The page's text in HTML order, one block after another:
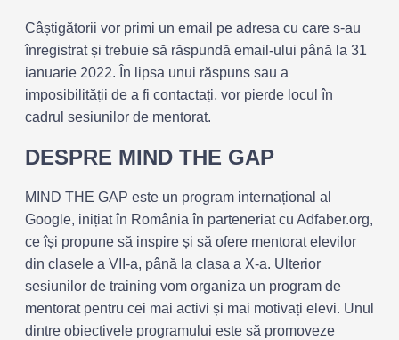
Câștigătorii vor primi un email pe adresa cu care s-au
înregistrat și trebuie să răspundă email-ului până la 31
ianuarie 2022. În lipsa unui răspuns sau a
imposibilității de a fi contactați, vor pierde locul în
cadrul sesiunilor de mentorat.
DESPRE MIND THE GAP
MIND THE GAP este un program internațional al
Google, inițiat în România în parteneriat cu Adfaber.org,
ce își propune să inspire și să ofere mentorat elevilor
din clasele a VII-a, până la clasa a X-a. Ulterior
sesiunilor de training vom organiza un program de
mentorat pentru cei mai activi și mai motivați elevi. Unul
dintre obiectivele programului este să promoveze